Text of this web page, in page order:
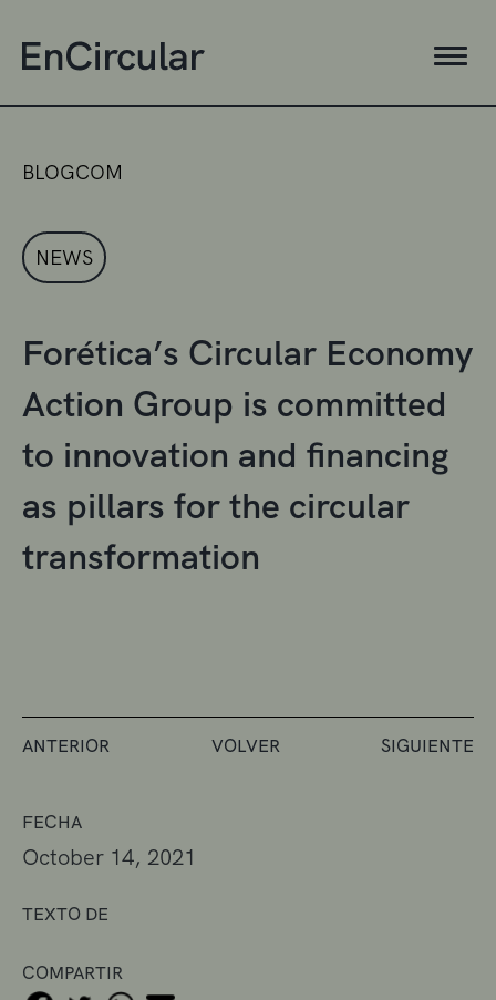
FECHA
October 14, 2021
TEXTO DE
COMPARTIR
BLOGCOM
NEWS
Forética’s Circular Economy
Action Group is committed
to innovation and financing
as pillars for the circular
transformation
ANTERIOR VOLVER SIGUIENTE